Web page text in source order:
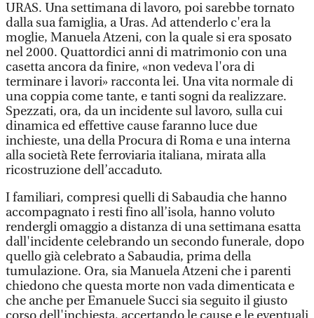
URAS. Una settimana di lavoro, poi sarebbe tornato
dalla sua famiglia, a Uras. Ad attenderlo c'era la
moglie, Manuela Atzeni, con la quale si era sposato
nel 2000. Quattordici anni di matrimonio con una
casetta ancora da finire, «non vedeva l'ora di
terminare i lavori» racconta lei. Una vita normale di
una coppia come tante, e tanti sogni da realizzare.
Spezzati, ora, da un incidente sul lavoro, sulla cui
dinamica ed effettive cause faranno luce due
inchieste, una della Procura di Roma e una interna
alla società Rete ferroviaria italiana, mirata alla
ricostruzione dell’accaduto.
I familiari, compresi quelli di Sabaudia che hanno
accompagnato i resti fino all’isola, hanno voluto
rendergli omaggio a distanza di una settimana esatta
dall'incidente celebrando un secondo funerale, dopo
quello già celebrato a Sabaudia, prima della
tumulazione. Ora, sia Manuela Atzeni che i parenti
chiedono che questa morte non vada dimenticata e
che anche per Emanuele Succi sia seguito il giusto